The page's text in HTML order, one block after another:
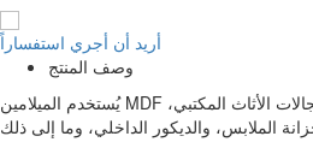
أريد أن أجري استفساراً
وصف المنتج
يُستخدم الميلامين MDF أيضًا على نطاق واسع في مجالات الأثاث المكتبي،